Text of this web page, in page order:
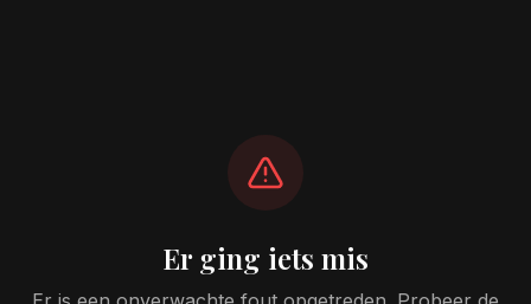
Er ging iets mis